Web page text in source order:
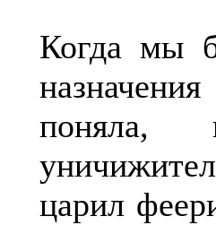
Когда мы
поняла,
царил